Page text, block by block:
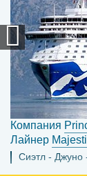
Компания
Лайнер
Сиэтл Джуно